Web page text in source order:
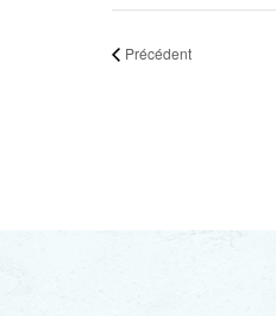
Précédent